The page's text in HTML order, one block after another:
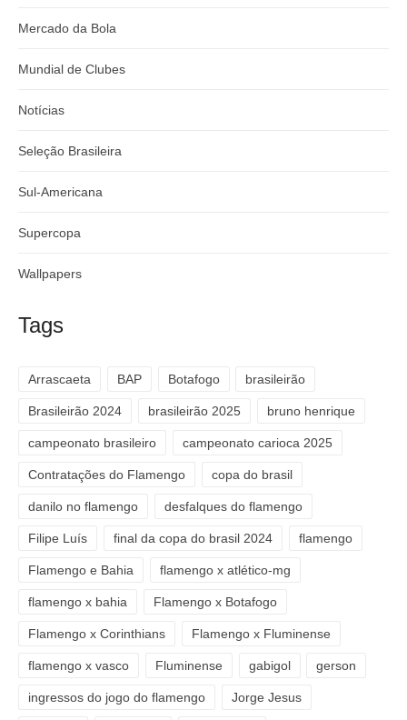
Mercado da Bola
Mundial de Clubes
Notícias
Seleção Brasileira
Sul-Americana
Supercopa
Wallpapers
Tags
Arrascaeta BAP Botafogo brasileirão
Brasileirão 2024 brasileirão 2025 bruno henrique
campeonato brasileiro campeonato carioca 2025
Contratações do Flamengo copa do brasil
danilo no flamengo desfalques do flamengo
Filipe Luís final da copa do brasil 2024 flamengo
Flamengo e Bahia flamengo x atlético-mg
flamengo x bahia Flamengo x Botafogo
Flamengo x Corinthians Flamengo x Fluminense
flamengo x vasco Fluminense gabigol gerson
ingressos do jogo do flamengo Jorge Jesus